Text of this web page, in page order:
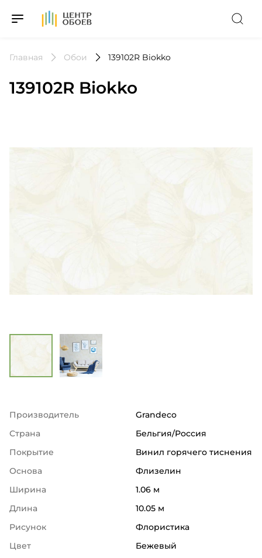
На Главную
Главная Обои 139102R Biokko
139102R Biokko
Производитель
Grandeco
Страна
Бельгия/Россия
Покрытие
Винил горячего тиснения
Основа
Флизелин
Ширина
1.06 м
Длина
10.05 м
Рисунок
Флористика
Цвет
Бежевый